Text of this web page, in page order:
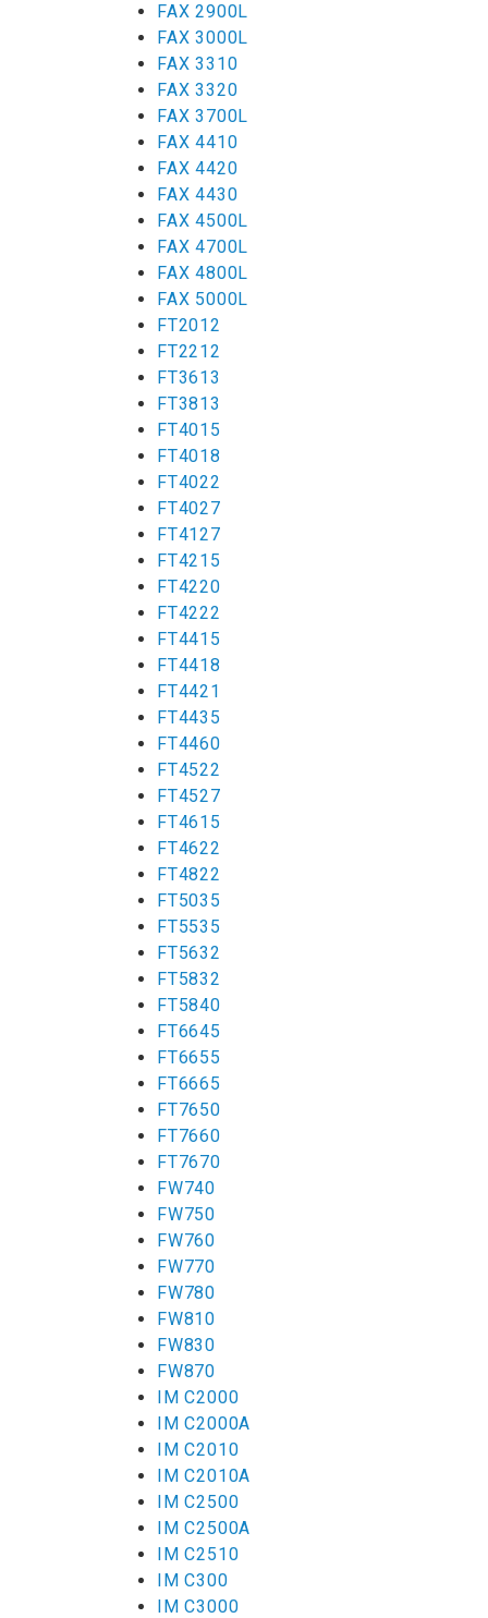
FAX 2900L
FAX 3000L
FAX 3310
FAX 3320
FAX 3700L
FAX 4410
FAX 4420
FAX 4430
FAX 4500L
FAX 4700L
FAX 4800L
FAX 5000L
FT2012
FT2212
FT3613
FT3813
FT4015
FT4018
FT4022
FT4027
FT4127
FT4215
FT4220
FT4222
FT4415
FT4418
FT4421
FT4435
FT4460
FT4522
FT4527
FT4615
FT4622
FT4822
FT5035
FT5535
FT5632
FT5832
FT5840
FT6645
FT6655
FT6665
FT7650
FT7660
FT7670
FW740
FW750
FW760
FW770
FW780
FW810
FW830
FW870
IM C2000
IM C2000A
IM C2010
IM C2010A
IM C2500
IM C2500A
IM C2510
IM C300
IM C3000